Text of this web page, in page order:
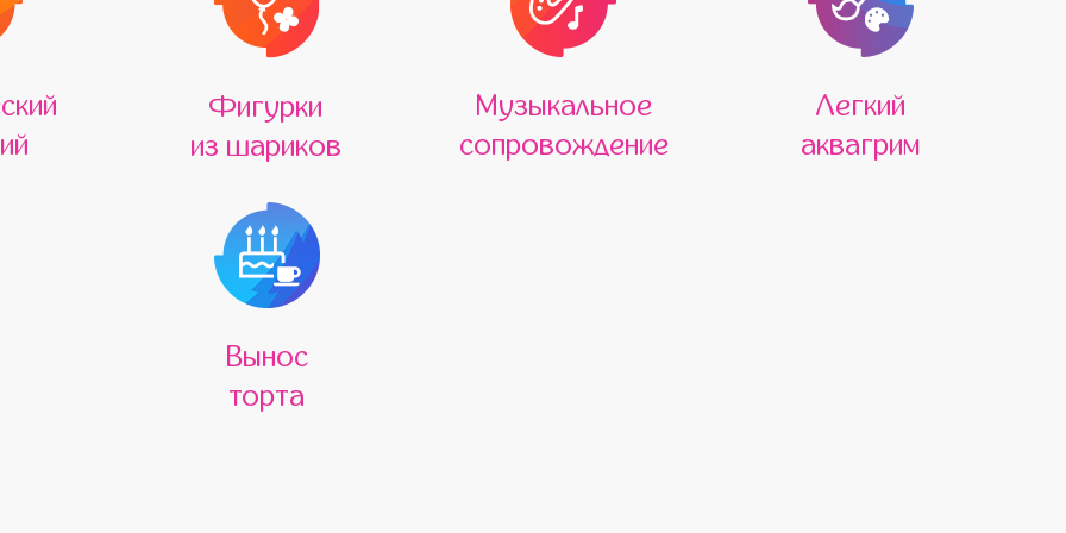
Фигурки
из шариков
Музыкальное
сопровождение
Легкий
аквагрим
Вынос
торта